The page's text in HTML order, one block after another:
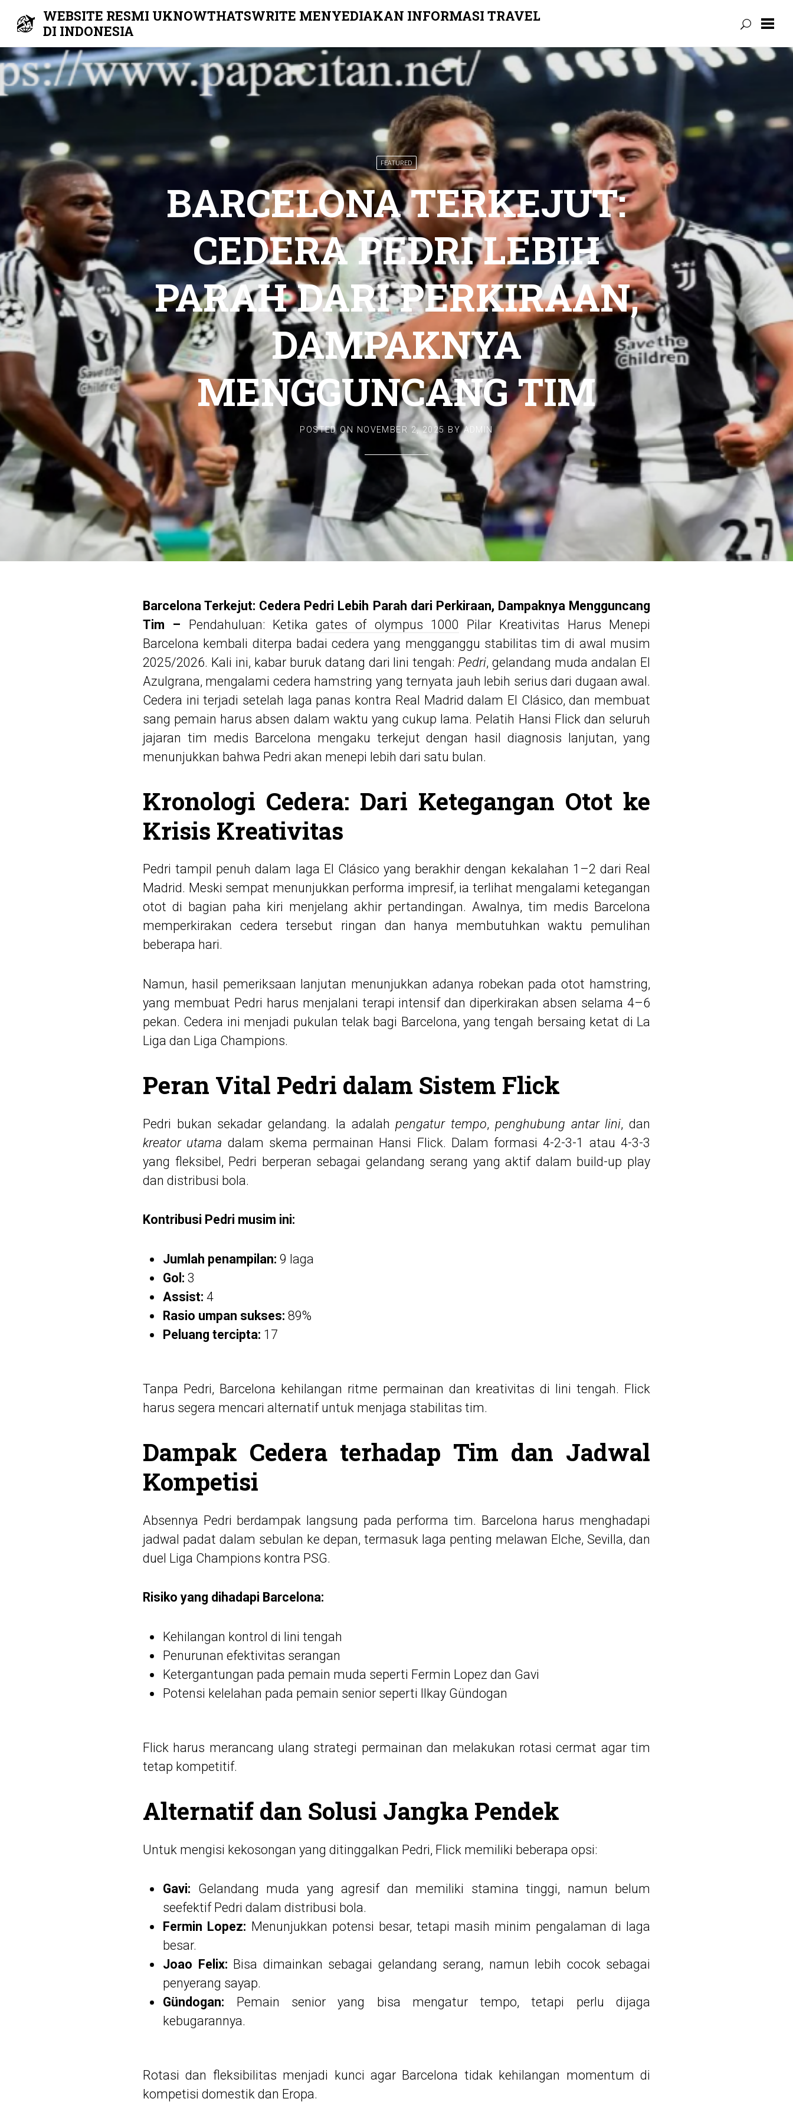
Skip
to
content
WEBSITE RESMI UKNOWTHATSWRITE MENYEDIAKAN INFORMASI TRAVEL
DI INDONESIA
FEATURED
BARCELONA TERKEJUT:
CEDERA PEDRI LEBIH
PARAH DARI PERKIRAAN,
DAMPAKNYA
MENGGUNCANG TIM
POSTED ON NOVEMBER 2, 2025 BYADMIN
Barcelona Terkejut: Cedera Pedri Lebih Parah dari Perkiraan, Dampaknya Mengguncang
Tim – Pendahuluan: Ketikagates of olympus 1000 Pilar Kreativitas Harus Menepi
Barcelona kembali diterpa badai cedera yang mengganggu stabilitas tim di awal musim
2025/2026. Kali ini, kabar buruk datang dari lini tengah: Pedri, gelandang muda andalan El
Azulgrana, mengalami cedera hamstring yang ternyata jauh lebih serius dari dugaan awal.
Cedera ini terjadi setelah laga panas kontra Real Madrid dalam El Clásico, dan membuat
sang pemain harus absen dalam waktu yang cukup lama. Pelatih Hansi Flick dan seluruh
jajaran tim medis Barcelona mengaku terkejut dengan hasil diagnosis lanjutan, yang
menunjukkan bahwa Pedri akan menepi lebih dari satu bulan.
Kronologi Cedera: Dari Ketegangan Otot ke
Krisis Kreativitas
Pedri tampil penuh dalam laga El Clásico yang berakhir dengan kekalahan 1–2 dari Real
Madrid. Meski sempat menunjukkan performa impresif, ia terlihat mengalami ketegangan
otot di bagian paha kiri menjelang akhir pertandingan. Awalnya, tim medis Barcelona
memperkirakan cedera tersebut ringan dan hanya membutuhkan waktu pemulihan
beberapa hari.
Namun, hasil pemeriksaan lanjutan menunjukkan adanya robekan pada otot hamstring,
yang membuat Pedri harus menjalani terapi intensif dan diperkirakan absen selama 4–6
pekan. Cedera ini menjadi pukulan telak bagi Barcelona, yang tengah bersaing ketat di La
Liga dan Liga Champions.
Peran Vital Pedri dalam Sistem Flick
Pedri bukan sekadar gelandang. Ia adalahpengatur tempo, penghubung antar lini, dan
kreator utama dalam skema permainan Hansi Flick. Dalam formasi 4-2-3-1 atau 4-3-3
yang fleksibel, Pedri berperan sebagai gelandang serang yang aktif dalam build-up play
dan distribusi bola.
Kontribusi Pedri musim ini:
Jumlah penampilan: 9 laga
Gol: 3
Assist: 4
Rasio umpan sukses: 89%
Peluang tercipta: 17
Tanpa Pedri, Barcelona kehilangan ritme permainan dan kreativitas di lini tengah. Flick
harus segera mencari alternatif untuk menjaga stabilitas tim.
Dampak Cedera terhadap Tim dan Jadwal
Kompetisi
Absennya Pedri berdampak langsung pada performa tim. Barcelona harus menghadapi
jadwal padat dalam sebulan ke depan, termasuk laga penting melawan Elche, Sevilla, dan
duel Liga Champions kontra PSG.
Risiko yang dihadapi Barcelona:
Kehilangan kontrol di lini tengah
Penurunan efektivitas serangan
Ketergantungan pada pemain muda seperti Fermin Lopez dan Gavi
Potensi kelelahan pada pemain senior seperti Ilkay Gündogan
Flick harus merancang ulang strategi permainan dan melakukan rotasi cermat agar tim
tetap kompetitif.
Alternatif dan Solusi Jangka Pendek
Untuk mengisi kekosongan yang ditinggalkan Pedri, Flick memiliki beberapa opsi:
Gavi: Gelandang muda yang agresif dan memiliki stamina tinggi, namun belum
seefektif Pedri dalam distribusi bola.
Fermin Lopez: Menunjukkan potensi besar, tetapi masih minim pengalaman di laga
besar.
Joao Felix: Bisa dimainkan sebagai gelandang serang, namun lebih cocok sebagai
penyerang sayap.
Gündogan: Pemain senior yang bisa mengatur tempo, tetapi perlu dijaga
kebugarannya.
Rotasi dan fleksibilitas menjadi kunci agar Barcelona tidak kehilangan momentum di
kompetisi domestik dan Eropa.